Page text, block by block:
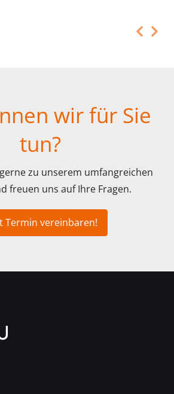
wir für Sie
tun?
zu unserem umfangreichen
freuen uns auf Ihre Fragen.
Termin vereinbaren!